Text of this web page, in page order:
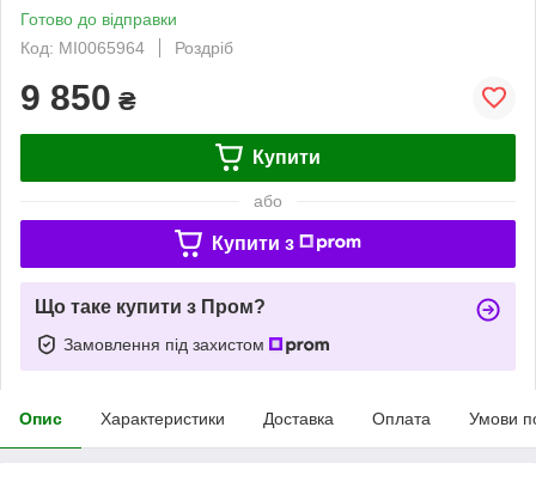
Готово до відправки
Код: MI0065964
Роздріб
9 850 ₴
Купити
або
Купити з
Що таке купити з Пром?
Замовлення під захистом
Опис Характеристики Доставка Оплата Умови